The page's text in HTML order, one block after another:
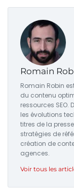
Romain
Romain Robin
du contenu
ressources SEO.
les évolutions
titres de la
stratégies de
création de
agences.
Voir tous les